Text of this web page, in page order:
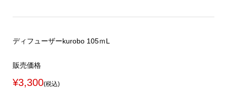
ディフューザーkurobo 105ｍL
販売価格
¥3,300(税込)